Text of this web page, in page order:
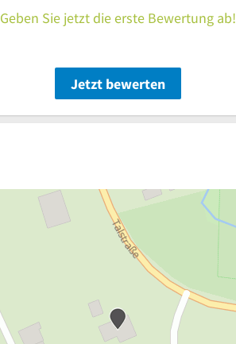
Geben Sie jetzt die erste Bewertung ab!
Jetzt bewerten